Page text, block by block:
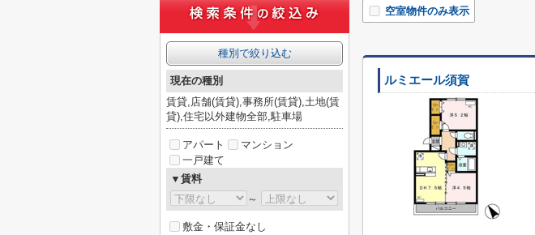
空室物件のみ表示
ルミエール須賀
種別で絞り込む
現在の種別
賃貸,店舗(賃貸),事務所(賃貸),土地(賃
貸),住宅以外建物全部,駐車場
アパート
マンション
一戸建て
▼賃料
～
敷金・保証金なし